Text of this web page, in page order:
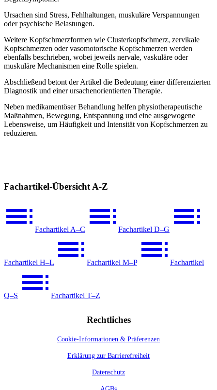
Ursachen sind Stress, Fehlhaltungen, muskuläre Verspannungen
oder psychische Belastungen.
Weitere Kopfschmerzformen wie Clusterkopfschmerz, zervikale
Kopfschmerzen oder vasomotorische Kopfschmerzen werden
ebenfalls beschrieben, wobei jeweils nervale, vaskuläre oder
muskuläre Mechanismen eine Rolle spielen.
Abschließend betont der Artikel die Bedeutung einer differenzierten
Diagnostik und einer ursachenorientierten Therapie.
Neben medikamentöser Behandlung helfen physiotherapeutische
Maßnahmen, Bewegung, Entspannung und eine ausgewogene
Lebensweise, um Häufigkeit und Intensität von Kopfschmerzen zu
reduzieren.
Fachartikel-Übersicht A-Z
Fachartikel A–C Fachartikel D–G
Fachartikel H–L Fachartikel M–P Fachartikel
Q–S Fachartikel T–Z
Rechtliches
Cookie-Informationen & Präferenzen
Erklärung zur Barrierefreiheit
Datenschutz